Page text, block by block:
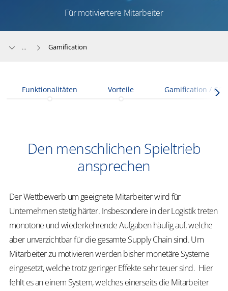
Für motiviertere Mitarbeiter
... Gamification
Funktionalitäten Vorteile Gamification /
Den menschlichen Spieltrieb
ansprechen
Der Wettbewerb um geeignete Mitarbeiter wird für
Unternehmen stetig härter. Insbesondere in der Logistik treten
monotone und wiederkehrende Aufgaben häufig auf, welche
aber unverzichtbar für die gesamte Supply Chain sind. Um
Mitarbeiter zu motivieren werden bisher monetäre Systeme
eingesetzt, welche trotz geringer Effekte sehr teuer sind. Hier
fehlt es an einem System, welches einerseits die Mitarbeiter